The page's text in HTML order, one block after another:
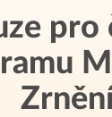
pro